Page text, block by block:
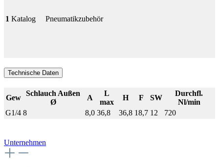
1 Katalog Pneumatikzubehör
Technische Daten
Gew
Schlauch Außen
Ø
A
L
max
H F SW
Durchfl.
Nl/min
G1/4 8 8,0 36,8 36,8 18,7 12 720
Unternehmen